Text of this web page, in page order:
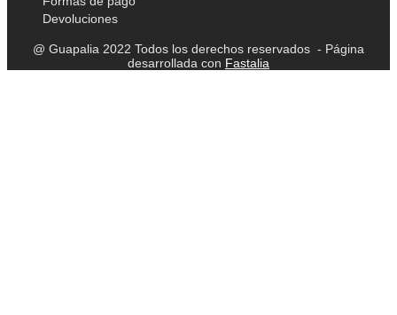
Devoluciones
@ Guapalia 2022 Todos los derechos reservados - Página
desarrollada con Fastalia